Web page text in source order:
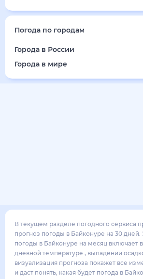
Погода по городам
Города в России
Города в мире
В текущем разделе погодного сервиса
прогноз погоды в Байконуре на 30 дней.
погоды в Байконуре на месяц включает
дневной температуре , выпадении
визуализация прогноза покажет все
и даст понять, какая будет погода в